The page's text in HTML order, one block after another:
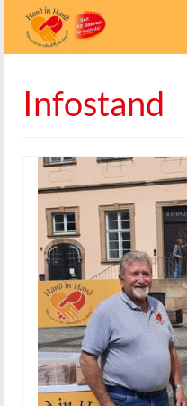
Infostand